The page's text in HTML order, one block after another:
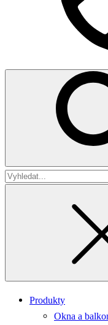
Search
Produkty
Okna a